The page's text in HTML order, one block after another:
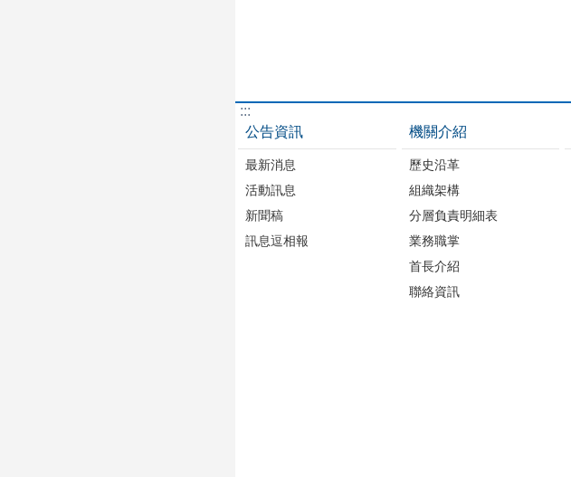
:::
公告資訊
最新消息
活動訊息
新聞稿
訊息逗相報
機關介紹
歷史沿革
組織架構
分層負責明細表
業務職掌
首長介紹
聯絡資訊